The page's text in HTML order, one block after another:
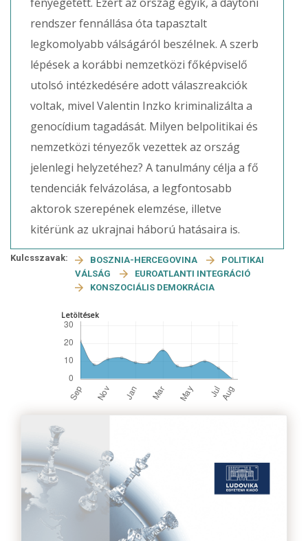
rendszer fennállása óta tapasztalt
legkomolyabb válságáról beszélnek. A szerb
lépések a korábbi nemzetközi főképviselő
utolsó intézkedésére adott válaszreakciók
voltak, mivel Valentin Inzko kriminalizálta a
genocídium tagadását. Milyen belpolitikai és
nemzetközi tényezők vezettek az ország
jelenlegi helyzetéhez? A tanulmány célja a fő
tendenciák felvázolása, a legfontosabb
aktorok szerepének elemzése, illetve
kitérünk az ukrajnai háború hatásaira is.
Kulcsszavak: BOSZNIA-HERCEGOVINA
POLITIKAI
VÁLSÁG
EUROATLANTI INTEGRÁCIÓ
KONSZOCIÁLIS DEMOKRÁCIA
Letöltések